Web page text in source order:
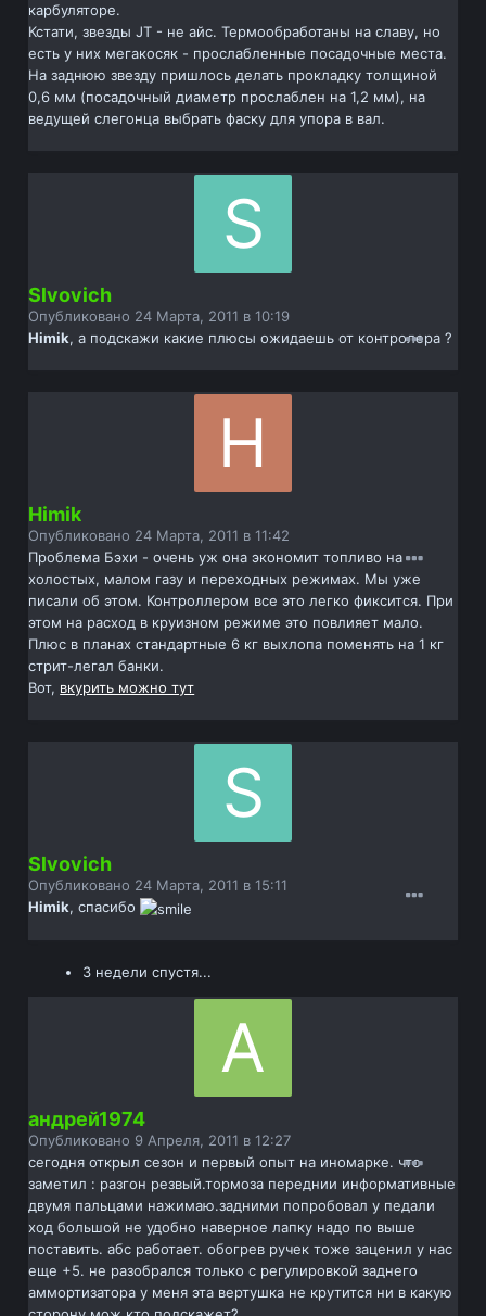
карбуляторе.
Кстати, звезды JT - не айс. Термообработаны на славу, но
есть у них мегакосяк - прослабленные посадочные места.
На заднюю звезду пришлось делать прокладку толщиной
0,6 мм (посадочный диаметр прослаблен на 1,2 мм), на
ведущей слегонца выбрать фаску для упора в вал.
Slvovich
Опубликовано 24 Марта, 2011 в 10:19
Himik, а подскажи какие плюсы ожидаешь от контролера ?
Himik
Опубликовано 24 Марта, 2011 в 11:42
Проблема Бэхи - очень уж она экономит топливо на
холостых, малом газу и переходных режимах. Мы уже
писали об этом. Контроллером все это легко фиксится. При
этом на расход в круизном режиме это повлияет мало.
Плюс в планах стандартные 6 кг выхлопа поменять на 1 кг
стрит-легал банки.
Вот, вкурить можно тут
Slvovich
Опубликовано 24 Марта, 2011 в 15:11
Himik, спасибо
3 недели спустя...
андрей1974
Опубликовано 9 Апреля, 2011 в 12:27
сегодня открыл сезон и первый опыт на иномарке. что
заметил : разгон резвый.тормоза переднии информативные
двумя пальцами нажимаю.задними попробовал у педали
ход большой не удобно наверное лапку надо по выше
поставить. абс работает. обогрев ручек тоже заценил у нас
еще +5. не разобрался только с регулировкой заднего
аммортизатора у меня эта вертушка не крутится ни в какую